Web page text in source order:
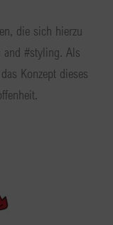
die sich hierzu
and #styling. Als
Konzept dieses